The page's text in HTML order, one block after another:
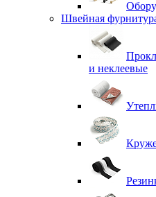
Швейная
и неклеевые